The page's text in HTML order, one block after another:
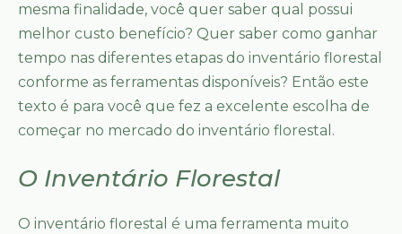
mesma finalidade, você quer saber qual possui
melhor custo benefício? Quer saber como ganhar
tempo nas diferentes etapas do inventário florestal
conforme as ferramentas disponíveis? Então este
texto é para você que fez a excelente escolha de
começar no mercado do inventário florestal.
O Inventário Florestal
O inventário florestal é uma ferramenta muito